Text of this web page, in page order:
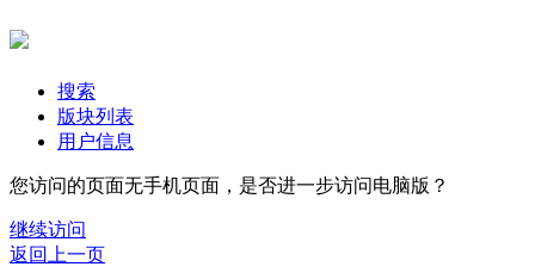
搜索
版块列表
用户信息
您访问的页面无手机页面，是否进一步访问电脑版？
继续访问
返回上一页